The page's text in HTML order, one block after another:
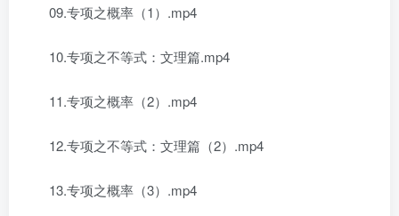
09.专项之概率（1）.mp4
10.专项之不等式：文理篇.mp4
11.专项之概率（2）.mp4
12.专项之不等式：文理篇（2）.mp4
13.专项之概率（3）.mp4